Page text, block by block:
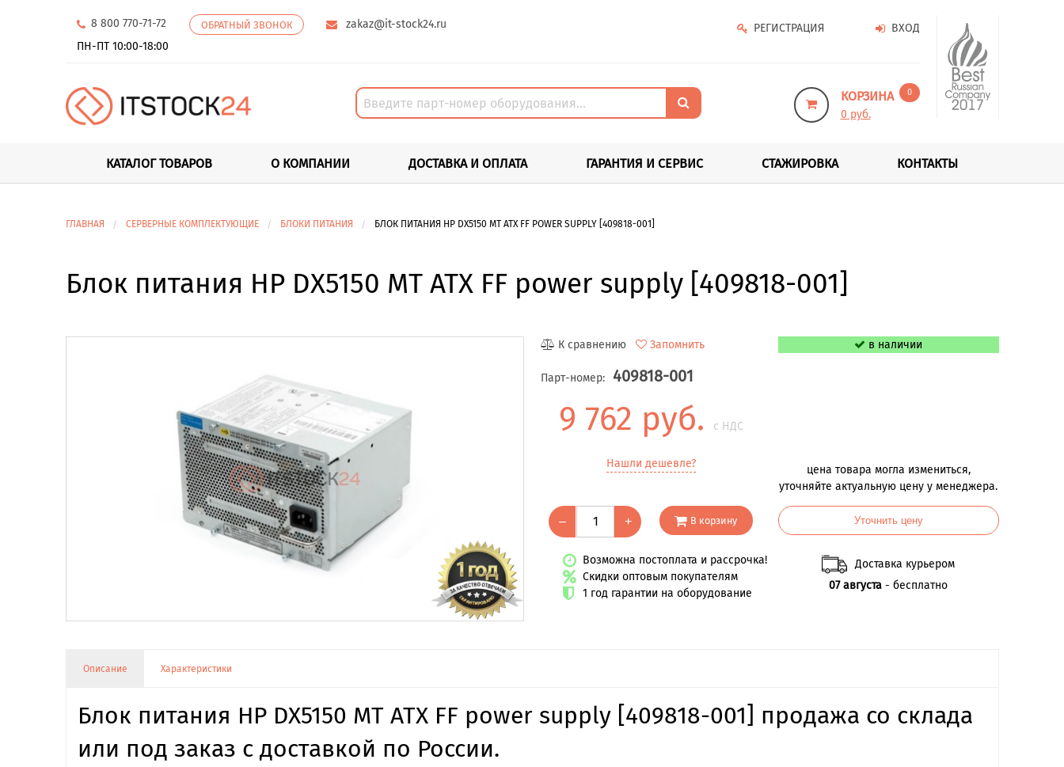
8 800 770-71-72 ОБРАТНЫЙ ЗВОНОК
zakaz@it-stock24.ru
ПН-ПТ 10:00-18:00
ВХОД
РЕГИСТРАЦИЯ
КОРЗИНА 0
0 руб.
КАТАЛОГ ТОВАРОВ О КОМПАНИИ ДОСТАВКА И ОПЛАТА ГАРАНТИЯ И СЕРВИС СТАЖИРОВКА КОНТАКТЫ
ГЛАВНАЯ СЕРВЕРНЫЕ КОМПЛЕКТУЮЩИЕ БЛОКИ ПИТАНИЯ БЛОК ПИТАНИЯ HP DX5150 MT ATX FF POWER SUPPLY [409818-001]
Блок питания HP DX5150 MT ATX FF power supply [409818-001]
К сравнению Запомнить
Парт-номер: 409818-001
9 762 руб. с НДС
Нашли дешевле?
– + В корзину
Возможна постоплата и рассрочка!
Скидки оптовым покупателям
1 год гарантии на оборудование
в наличии
цена товара могла измениться,
уточняйте актуальную цену у менеджера.
Уточнить цену
Доставка курьером
07 августа - бесплатно
Описание Характеристики
Блок питания HP DX5150 MT ATX FF power supply [409818-001] продажа со склада
или под заказ с доставкой по России.